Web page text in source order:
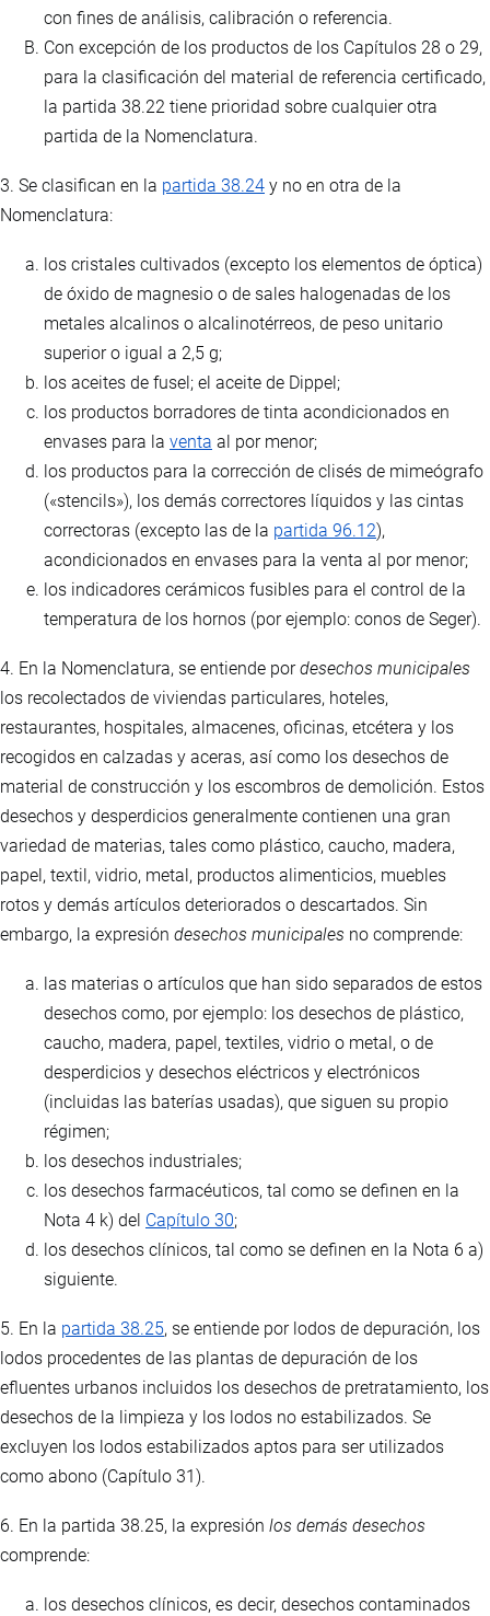
con fines de análisis, calibración o referencia.
Con excepción de los productos de los Capítulos 28 o 29,
para la clasificación del material de referencia certificado,
la partida 38.22 tiene prioridad sobre cualquier otra
partida de la Nomenclatura.
3. Se clasifican en la partida 38.24 y no en otra de la
Nomenclatura:
los cristales cultivados (excepto los elementos de óptica)
de óxido de magnesio o de sales halogenadas de los
metales alcalinos o alcalinotérreos, de peso unitario
superior o igual a 2,5 g;
los aceites de fusel; el aceite de Dippel;
los productos borradores de tinta acondicionados en
envases para la venta al por menor;
los productos para la corrección de clisés de mimeógrafo
(«stencils»), los demás correctores líquidos y las cintas
correctoras (excepto las de la partida 96.12),
acondicionados en envases para la venta al por menor;
los indicadores cerámicos fusibles para el control de la
temperatura de los hornos (por ejemplo: conos de Seger).
4. En la Nomenclatura, se entiende pordesechos municipales
los recolectados de viviendas particulares, hoteles,
restaurantes, hospitales, almacenes, oficinas, etcétera y los
recogidos en calzadas y aceras, así como los desechos de
material de construcción y los escombros de demolición. Estos
desechos y desperdicios generalmente contienen una gran
variedad de materias, tales como plástico, caucho, madera,
papel, textil, vidrio, metal, productos alimenticios, muebles
rotos y demás artículos deteriorados o descartados. Sin
embargo, la expresión desechos municipales no comprende:
las materias o artículos que han sido separados de estos
desechos como, por ejemplo: los desechos de plástico,
caucho, madera, papel, textiles, vidrio o metal, o de
desperdicios y desechos eléctricos y electrónicos
(incluidas las baterías usadas), que siguen su propio
régimen;
los desechos industriales;
los desechos farmacéuticos, tal como se definen en la
Nota 4 k) del Capítulo 30;
los desechos clínicos, tal como se definen en la Nota 6 a)
siguiente.
5. En la partida 38.25, se entiende por lodos de depuración, los
lodos procedentes de las plantas de depuración de los
efluentes urbanos incluidos los desechos de pretratamiento, los
desechos de la limpieza y los lodos no estabilizados. Se
excluyen los lodos estabilizados aptos para ser utilizados
como abono (Capítulo 31).
6. En la partida 38.25, la expresión los demás desechos
comprende:
los desechos clínicos, es decir, desechos contaminados